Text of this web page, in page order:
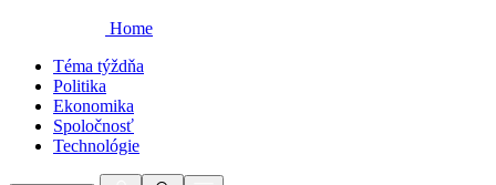
Home
Téma týždňa
Politika
Ekonomika
Spoločnosť
Technológie